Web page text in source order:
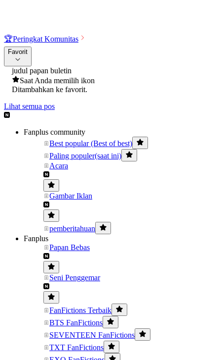
🏆Peringkat Komunitas
Favorit
judul papan buletin
Saat Anda memilih ikon
Ditambahkan ke favorit.
Lihat semua pos
Fanplus community
Best popular (Best of best)
Paling populer(saat ini)
Acara
Gambar Iklan
pemberitahuan
Fanplus
Papan Bebas
Seni Penggemar
FanFictions Terbaik
BTS FanFictions
SEVENTEEN FanFictions
TXT FanFictions